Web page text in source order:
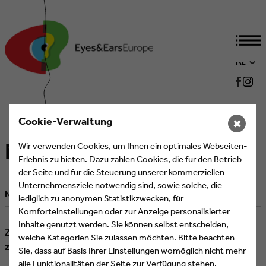
DE
EN
News
News Podcast eNews abonnieren
Zeige alle Artikel mit Schlagwort "Eyes&Ears".
Filter
zurücksetzen
Cookie-Verwaltung
Wir verwenden Cookies, um Ihnen ein optimales Webseiten-
Erlebnis zu bieten. Dazu zählen Cookies, die für den Betrieb
der Seite und für die Steuerung unserer kommerziellen
Unternehmensziele notwendig sind, sowie solche, die
lediglich zu anonymen Statistikzwecken, für
Komforteinstellungen oder zur Anzeige personalisierter
Inhalte genutzt werden. Sie können selbst entscheiden,
welche Kategorien Sie zulassen möchten. Bitte beachten
Sie, dass auf Basis Ihrer Einstellungen womöglich nicht mehr
alle Funktionalitäten der Seite zur Verfügung stehen.
✖